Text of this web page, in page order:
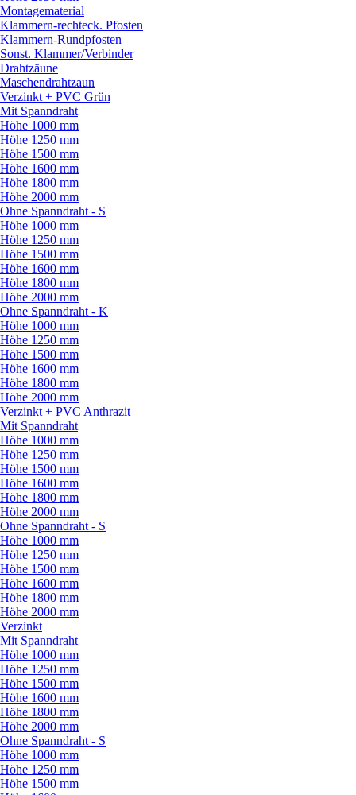
Montagematerial
Klammern-rechteck. Pfosten
Klammern-Rundpfosten
Sonst. Klammer/Verbinder
Drahtzäune
Maschendrahtzaun
Verzinkt + PVC Grün
Mit Spanndraht
Höhe 1000 mm
Höhe 1250 mm
Höhe 1500 mm
Höhe 1600 mm
Höhe 1800 mm
Höhe 2000 mm
Ohne Spanndraht - S
Höhe 1000 mm
Höhe 1250 mm
Höhe 1500 mm
Höhe 1600 mm
Höhe 1800 mm
Höhe 2000 mm
Ohne Spanndraht - K
Höhe 1000 mm
Höhe 1250 mm
Höhe 1500 mm
Höhe 1600 mm
Höhe 1800 mm
Höhe 2000 mm
Verzinkt + PVC Anthrazit
Mit Spanndraht
Höhe 1000 mm
Höhe 1250 mm
Höhe 1500 mm
Höhe 1600 mm
Höhe 1800 mm
Höhe 2000 mm
Ohne Spanndraht - S
Höhe 1000 mm
Höhe 1250 mm
Höhe 1500 mm
Höhe 1600 mm
Höhe 1800 mm
Höhe 2000 mm
Verzinkt
Mit Spanndraht
Höhe 1000 mm
Höhe 1250 mm
Höhe 1500 mm
Höhe 1600 mm
Höhe 1800 mm
Höhe 2000 mm
Ohne Spanndraht - S
Höhe 1000 mm
Höhe 1250 mm
Höhe 1500 mm